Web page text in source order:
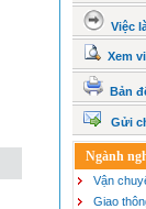
Việc
Xem
Bản
Gửi
Ngành
Vận
Giao